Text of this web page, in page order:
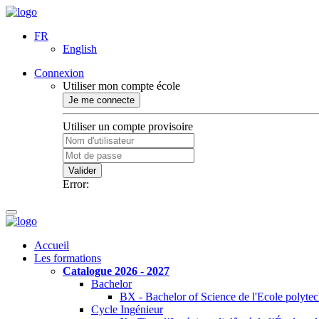
FR
English
Connexion
Utiliser mon compte école
Je me connecte
Utiliser un compte provisoire
Valider
Error:
Accueil
Les formations
Catalogue 2026 - 2027
Bachelor
BX - Bachelor of Science de l'Ecole
Cycle Ingénieur